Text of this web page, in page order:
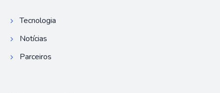
Tecnologia
Notícias
Parceiros